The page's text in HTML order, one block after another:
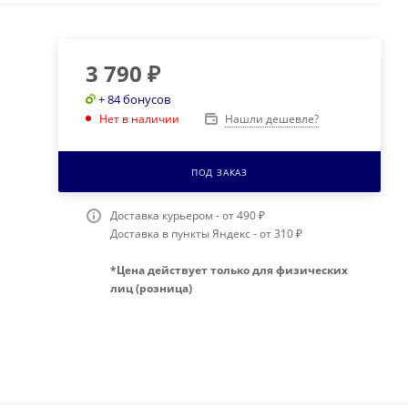
3 790 ₽
+ 84 бонусов
Нет в наличии Нашли дешевле?
ПОД ЗАКАЗ
Доставка курьером - от 490 ₽
Доставка в пункты Яндекс - от 310 ₽
*Цена действует только для физических
лиц (розница)